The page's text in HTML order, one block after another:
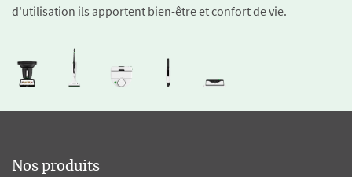
d'utilisation ils apportent bien-être et confort de vie.
Nos produits